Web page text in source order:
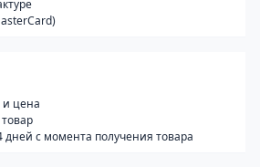
и цена
дней с момента получения товара